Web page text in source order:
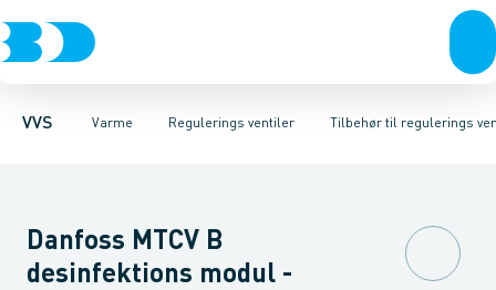
VVS Varme
Rør & fittingsPressfittings & rørKuglehaner & ventilerAfløb
Regulerings ventiler
RadiatorerRadiatorfittings & tilbehør Gulvvarme & tilbehør
Tilbehør til regulerings
Temperatur ventilerStrengregulerings ventilerTrykdifferens
Danfoss MTCV B
desinfektions modul -